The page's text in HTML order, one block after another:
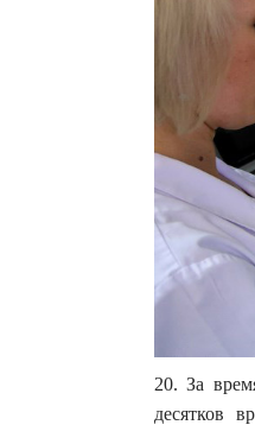
20. За
десятков